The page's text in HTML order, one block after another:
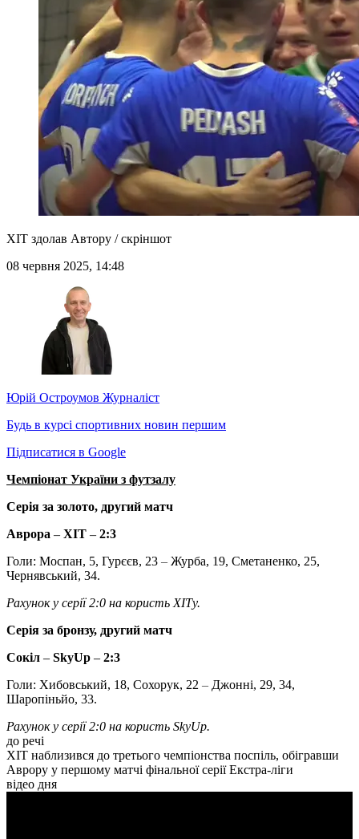
ХІТ здолав Автору / скріншот
08 червня 2025, 14:48
Юрій Остроумов Журналіст
Будь в курсі спортивних новин першим
Підписатися в Google
Чемпіонат України з футзалу
Серія за золото, другий матч
Аврора – ХІТ – 2:3
Голи: Моспан, 5, Гурєєв, 23 – Журба, 19, Сметаненко, 25,
Чернявський, 34.
Рахунок у серії 2:0 на користь ХІТу.
Серія за бронзу, другий матч
Сокіл – SkyUp – 2:3
Голи: Хибовський, 18, Сохорук, 22 – Джонні, 29, 34,
Шаропіньйо, 33.
Рахунок у серії 2:0 на користь SkyUp.
до речі
ХІТ наблизився до третього чемпіонства поспіль, обігравши
Аврору у першому матчі фінальної серії Екстра-ліги
відео дня